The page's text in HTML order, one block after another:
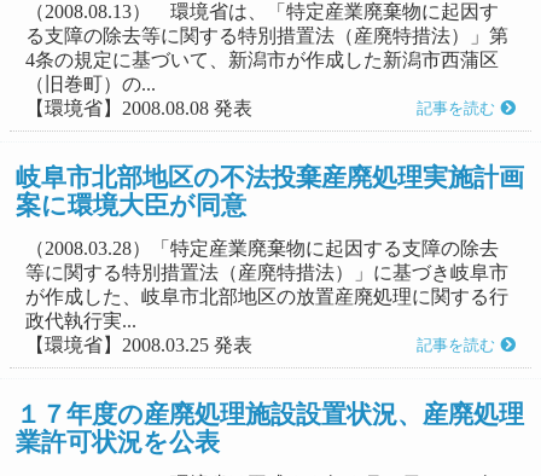
（2008.08.13） 環境省は、「特定産業廃棄物に起因す
る支障の除去等に関する特別措置法（産廃特措法）」第
4条の規定に基づいて、新潟市が作成した新潟市西蒲区
（旧巻町）の...
【環境省】2008.08.08 発表
記事を読む
岐阜市北部地区の不法投棄産廃処理実施計画
案に環境大臣が同意
（2008.03.28）「特定産業廃棄物に起因する支障の除去
等に関する特別措置法（産廃特措法）」に基づき岐阜市
が作成した、岐阜市北部地区の放置産廃処理に関する行
政代執行実...
【環境省】2008.03.25 発表
記事を読む
１７年度の産廃処理施設設置状況、産廃処理
業許可状況を公表